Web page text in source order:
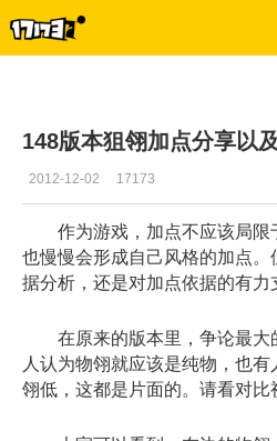
148版本狙翎加点分享以
2012-12-02 17173
作为游戏，加点不应该局限
也慢慢会形成自己风格的加点
据分析，还是对加点依据的有力
在原来的版本里，争论最大
人认为物翎就应该是纯物，也
翎低，这都是片面的。请看对比